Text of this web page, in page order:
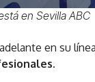
en Sevilla ABC
en su